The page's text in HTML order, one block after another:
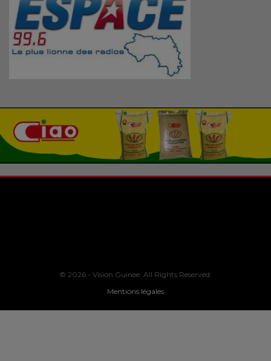
© 2026 - Vision Guinee. All Rights Reserved.
Mentions légales